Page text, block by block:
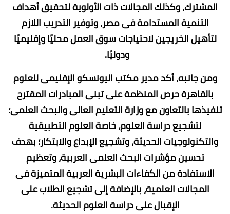
المشترك، وكذلك المجالات ذات الأولوية لتحقيق أهداف
التنمية المستدامة فى مصر، وتوفير التدريب اللازم
لتأهيل الخريجين لاحتياجات سوق العمل محليًا وإقليميًا
ودوليًا.
ومن جانبه، أكد مدير مكتب اليونسكو الإقليمى للعلوم
بالقاهرة حرص المنظمة على تبنى المبادرات المقترح
تنفيذها بالتعاون مع وزارة التعليم العالى والبحث العلمى؛
لتشجيع دراسة العلوم، خاصة العلوم التطبيقية
والتكنولوجيات الحديثة، وتشجيع الإبداع والابتكار؛ بهدف
تحسين مؤشرات البحث العلمى العربية، وتعظيم
الاستفادة من الكفاءات البشرية العربية المتميزة فى
المجالات العلمية، بالإضافة إلى تشجيع الطلاب على
الإقبال على دراسة العلوم الحديثة.